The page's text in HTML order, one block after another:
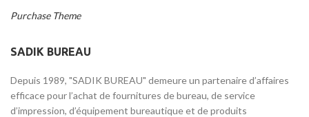
Purchase Theme
SADIK BUREAU
Depuis 1989, "SADIK BUREAU" demeure un partenaire d’affaires
efficace pour l’achat de fournitures de bureau, de service
d’impression, d’équipement bureautique et de produits